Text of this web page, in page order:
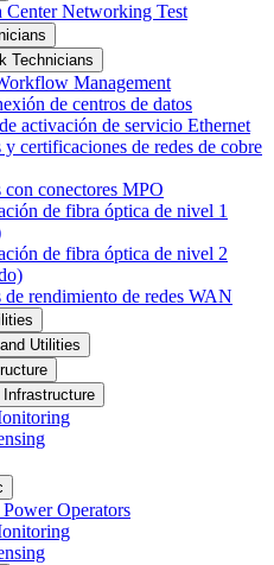
Center Networking Test
Technicians
Management
de centros de datos
activación de servicio Ethernet
y certificaciones de redes de cobre
con conectores MPO
de fibra óptica de nivel 1
de fibra óptica de nivel 2
de rendimiento de redes WAN
Utilities
Operators